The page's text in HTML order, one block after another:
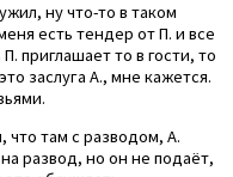
ну что-то в таком
есть тендер от П. и все
приглашает то в гости, то
заслуга А., мне кажется.
что там с разводом, А.
развод, но он не подаёт,